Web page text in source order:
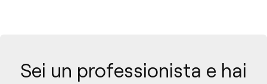
Sei un professionista e hai